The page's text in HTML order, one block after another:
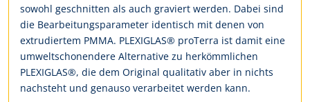
sowohl geschnitten als auch graviert werden. Dabei sind
die Bearbeitungsparameter identisch mit denen von
extrudiertem PMMA. PLEXIGLAS® proTerra ist damit eine
umweltschonendere Alternative zu herkömmlichen
PLEXIGLAS®, die dem Original qualitativ aber in nichts
nachsteht und genauso verarbeitet werden kann.